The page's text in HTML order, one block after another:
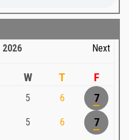
2026 Next
W T F
5 6 7
5 6 7